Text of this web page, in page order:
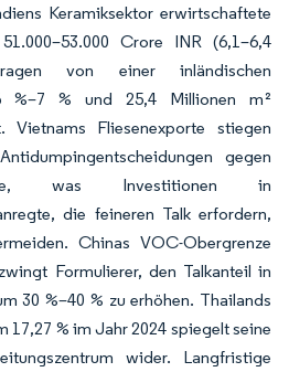
Keramiksektor erwirtschaftete
Crore INR (6,1–6,4
von einer inländischen
%–7 % und 25,4 Millionen m²
Vietnams Fliesenexporte stiegen
gegen
was Investitionen in
die feineren Talk erfordern,
Chinas VOC-Obergrenze
Formulierer, den Talkanteil in
30 %–40 % zu erhöhen. Thailands
17,27 % im Jahr 2024 spiegelt seine
wider. Langfristige